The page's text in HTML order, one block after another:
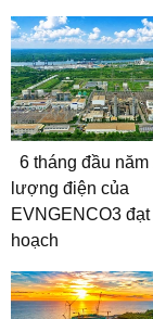
6 tháng đầu năm
lượng điện của
EVNGENCO3
hoạch